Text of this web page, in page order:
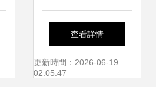
際藝術節(jié)暨北
美藝術家文化交流
查看詳情
更新時間：2026-06-19
02:05:47